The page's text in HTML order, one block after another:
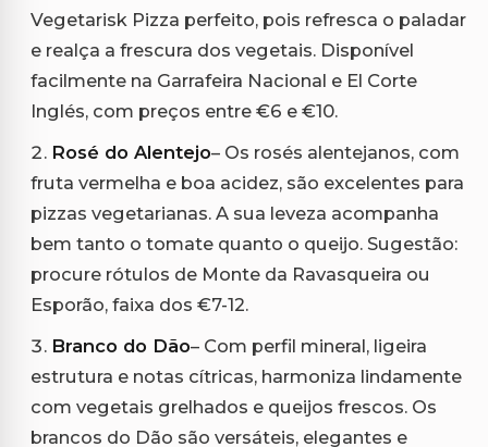
Vegetarisk Pizza perfeito, pois refresca o paladar
e realça a frescura dos vegetais. Disponível
facilmente na Garrafeira Nacional e El Corte
Inglés, com preços entre €6 e €10.
Rosé do Alentejo– Os rosés alentejanos, com
fruta vermelha e boa acidez, são excelentes para
pizzas vegetarianas. A sua leveza acompanha
bem tanto o tomate quanto o queijo. Sugestão:
procure rótulos de Monte da Ravasqueira ou
Esporão, faixa dos €7-12.
Branco do Dão– Com perfil mineral, ligeira
estrutura e notas cítricas, harmoniza lindamente
com vegetais grelhados e queijos frescos. Os
brancos do Dão são versáteis, elegantes e